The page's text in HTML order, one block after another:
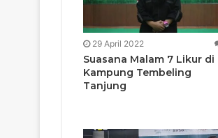
29 April 2022
Suasana Malam 7 Likur di
Kampung Tembeling
Tanjung